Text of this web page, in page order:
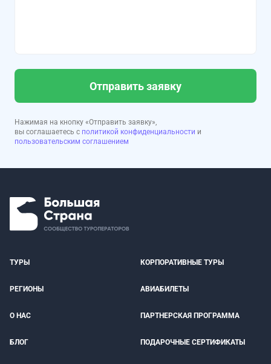
Отправить заявку
Нажимая на кнопку «Отправить заявку»,
вы соглашаетесь с политикой конфиденциальности и
пользовательским соглашением
ТУРЫ КОРПОРАТИВНЫЕ ТУРЫ
РЕГИОНЫ АВИАБИЛЕТЫ
О НАС ПАРТНЕРСКАЯ ПРОГРАММА
БЛОГ ПОДАРОЧНЫЕ СЕРТИФИКАТЫ